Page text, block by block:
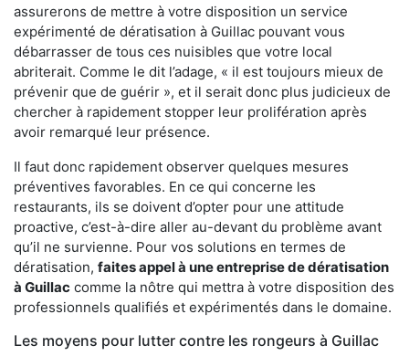
assurerons de mettre à votre disposition un service
expérimenté de dératisation à Guillac pouvant vous
débarrasser de tous ces nuisibles que votre local
abriterait. Comme le dit l’adage, « il est toujours mieux de
prévenir que de guérir », et il serait donc plus judicieux de
chercher à rapidement stopper leur prolifération après
avoir remarqué leur présence.
Il faut donc rapidement observer quelques mesures
préventives favorables. En ce qui concerne les
restaurants, ils se doivent d’opter pour une attitude
proactive, c’est-à-dire aller au-devant du problème avant
qu’il ne survienne. Pour vos solutions en termes de
dératisation, faites appel à une entreprise de dératisation
à Guillac comme la nôtre qui mettra à votre disposition des
professionnels qualifiés et expérimentés dans le domaine.
Les moyens pour lutter contre les rongeurs à Guillac